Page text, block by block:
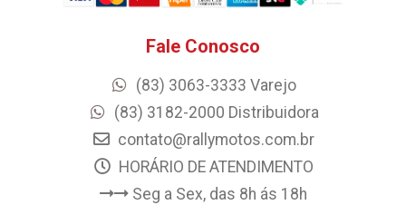
Fale Conosco
(83) 3063-3333 Varejo
(83) 3182-2000 Distribuidora
contato@rallymotos.com.br
HORÁRIO DE ATENDIMENTO
Seg a Sex, das 8h ás 18h